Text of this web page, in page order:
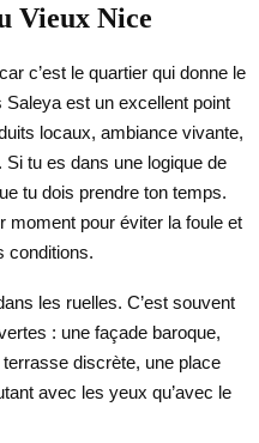
Vieux Nice
c’est le quartier qui donne le
est un excellent point
locaux, ambiance vivante,
tu es dans une logique de
tu dois prendre ton temps.
moment pour éviter la foule et
conditions.
les ruelles. C’est souvent
: une façade baroque,
discrète, une place
avec les yeux qu’avec le